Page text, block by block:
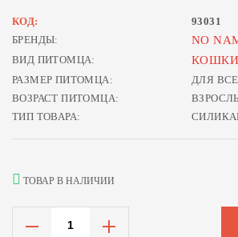
КОД:
93031
БРЕНДЫ:
NO
ВИД ПИТОМЦА: КОШКИ
РАЗМЕР ПИТОМЦА:
ДЛЯ
ВОЗРАСТ ПИТОМЦА:
ТИП ТОВАРА:
ТОВАР В НАЛИЧИИ